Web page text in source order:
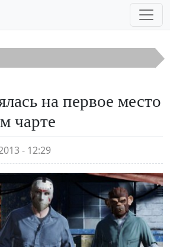
содержанию
на первое место
чарте
- 12:29